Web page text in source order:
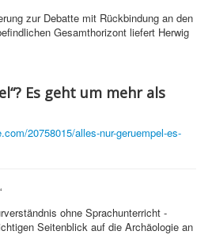
zur Debatte mit Rückbindung an den
Gesamthorizont liefert Herwig
Es geht um mehr als
20758015/alles-nur-geruempel-es-
ohne Sprachunterricht -
Seitenblick auf die Archäologie an